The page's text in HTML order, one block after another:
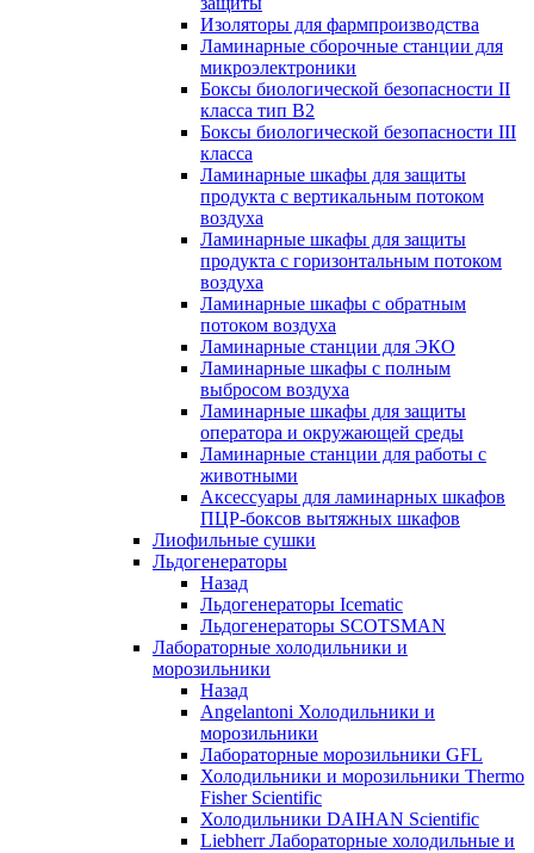
Изоляторы для фармпроизводства
Ламинарные сборочные станции для
микроэлектроники
Боксы биологической безопасности II
класса тип B2
Боксы биологической безопасности III
класса
Ламинарные шкафы для защиты
продукта с вертикальным потоком
воздуха
Ламинарные шкафы для защиты
продукта с горизонтальным потоком
воздуха
Ламинарные шкафы с обратным
потоком воздуха
Ламинарные станции для ЭКО
Ламинарные шкафы с полным
выбросом воздуха
Ламинарные шкафы для защиты
оператора и окружающей среды
Ламинарные станции для работы с
животными
Аксессуары для ламинарных шкафов
ПЦР-боксов вытяжных шкафов
Лиофильные сушки
Льдогенераторы
Назад
Льдогенераторы Icematic
Льдогенераторы SCOTSMAN
Лабораторные холодильники и
морозильники
Назад
Angelantoni Холодильники и
морозильники
Лабораторные морозильники GFL
Холодильники и морозильники Thermo
Fisher Scientific
Холодильники DAIHAN Scientific
Liebherr Лабораторные холодильные и